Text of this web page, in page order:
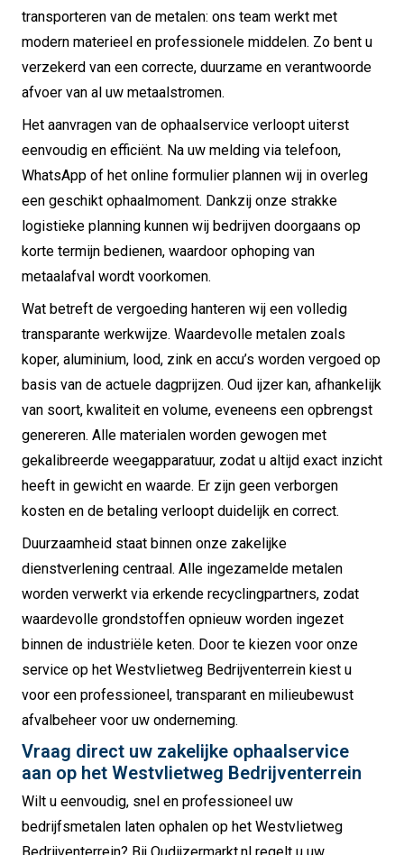
transporteren van de metalen: ons team werkt met
modern materieel en professionele middelen. Zo bent u
verzekerd van een correcte, duurzame en verantwoorde
afvoer van al uw metaalstromen.
Het aanvragen van de ophaalservice verloopt uiterst
eenvoudig en efficiënt. Na uw melding via telefoon,
WhatsApp of het online formulier plannen wij in overleg
een geschikt ophaalmoment. Dankzij onze strakke
logistieke planning kunnen wij bedrijven doorgaans op
korte termijn bedienen, waardoor ophoping van
metaalafval wordt voorkomen.
Wat betreft de vergoeding hanteren wij een volledig
transparante werkwijze. Waardevolle metalen zoals
koper, aluminium, lood, zink en accu’s worden vergoed op
basis van de actuele dagprijzen. Oud ijzer kan, afhankelijk
van soort, kwaliteit en volume, eveneens een opbrengst
genereren. Alle materialen worden gewogen met
gekalibreerde weegapparatuur, zodat u altijd exact inzicht
heeft in gewicht en waarde. Er zijn geen verborgen
kosten en de betaling verloopt duidelijk en correct.
Duurzaamheid staat binnen onze zakelijke
dienstverlening centraal. Alle ingezamelde metalen
worden verwerkt via erkende recyclingpartners, zodat
waardevolle grondstoffen opnieuw worden ingezet
binnen de industriële keten. Door te kiezen voor onze
service op het Westvlietweg Bedrijventerrein kiest u
voor een professioneel, transparant en milieubewust
afvalbeheer voor uw onderneming.
Vraag direct uw zakelijke ophaalservice
aan op het Westvlietweg Bedrijventerrein
Wilt u eenvoudig, snel en professioneel uw
bedrijfsmetalen laten ophalen op het Westvlietweg